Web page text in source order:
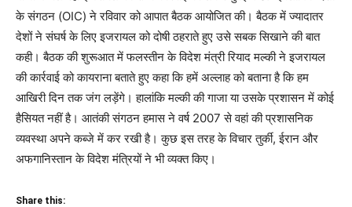
के संगठन (OIC) ने रविवार को आपात बैठक आयोजित की। बैठक में ज्यादातर
देशों ने संघर्ष के लिए इजरायल को दोषी ठहराते हुए उसे सबक सिखाने की बात
कही। बैठक की शुरूआत में फलस्तीन के विदेश मंत्री रियाद मल्की ने इजरायल
की कार्रवाई को कायराना बताते हुए कहा कि हमें अल्लाह को बताना है कि हम
आखिरी दिन तक जंग लड़ेंगे। हालांकि मल्की की गाजा या उसके प्रशासन में कोई
हैसियत नहीं है। आतंकी संगठन हमास ने वर्ष 2007 से वहां की प्रशासनिक
व्यवस्था अपने कब्जे में कर रखी है। कुछ इस तरह के विचार तुर्की, ईरान और
अफगानिस्तान के विदेश मंत्रियों ने भी व्यक्त किए।
Share this: